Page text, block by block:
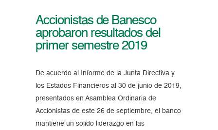
Accionistas de Banesco
aprobaron resultados del
primer semestre 2019
De acuerdo al Informe de la Junta Directiva y
los Estados Financieros al 30 de junio de 2019,
presentados en Asamblea Ordinaria de
Accionistas de este 26 de septiembre, el banco
mantiene un sólido liderazgo en las